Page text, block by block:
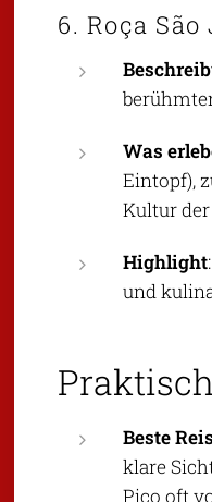
6. Roça
Was
Eintopf),
Kultur
Highlight
und
Beste
klare
Pico oft